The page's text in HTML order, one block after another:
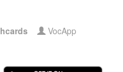
VocApp